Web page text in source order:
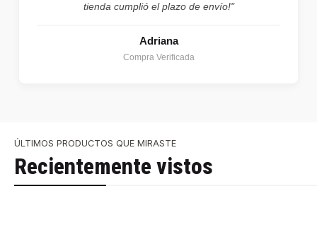
tienda cumplió el plazo de envío!"
Adriana
Compra Verificada
ÚLTIMOS PRODUCTOS QUE MIRASTE
Recientemente vistos